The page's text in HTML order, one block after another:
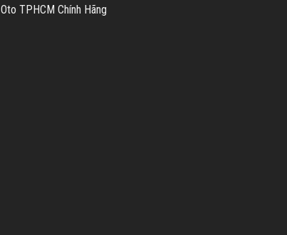
Oto TPHCM Chính Hãng